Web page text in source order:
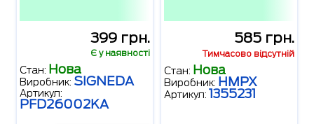
399 грн.
Є у наявності
Стан: Нова
Виробник: SIGNEDA
Артикул:
PFD26002KA
585 грн.
Тимчасово відсутній
Стан: Нова
Виробник: HMPX
Артикул: 1355231